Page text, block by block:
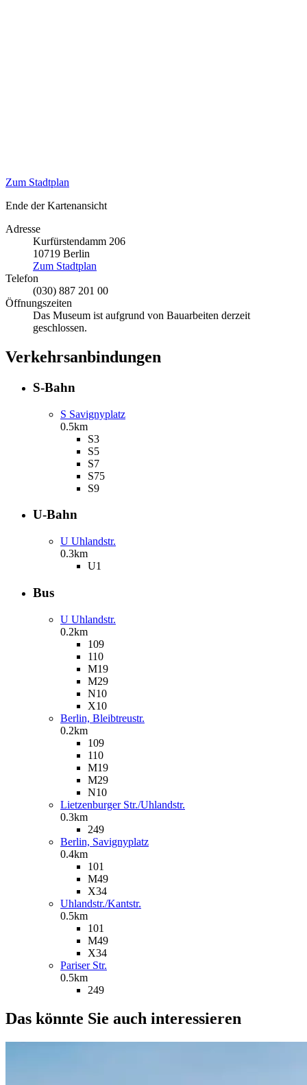
Zum Stadtplan
Ende der Kartenansicht
Adresse
Kurfürstendamm 206
10719 Berlin
Zum Stadtplan
Telefon
(030) 887 201 00
Öffnungszeiten
Das Museum ist aufgrund von Bauarbeiten derzeit
geschlossen.
Verkehrsanbindungen
S-Bahn
S Savignyplatz
0.5km
S3
S5
S7
S75
S9
U-Bahn
U Uhlandstr.
0.3km
U1
Bus
U Uhlandstr.
0.2km
109
110
M19
M29
N10
X10
Berlin, Bleibtreustr.
0.2km
109
110
M19
M29
N10
Lietzenburger Str./Uhlandstr.
0.3km
249
Berlin, Savignyplatz
0.4km
101
M49
X34
Uhlandstr./Kantstr.
0.5km
101
M49
X34
Pariser Str.
0.5km
249
Das könnte Sie auch interessieren